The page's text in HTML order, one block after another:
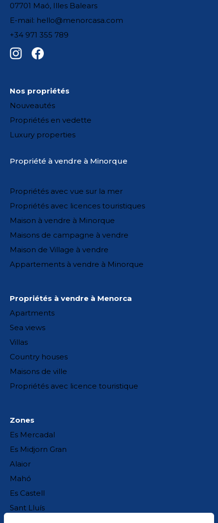
07701 Maó, Illes Balears
E-mail: hello@menorcasa.com
+34 971 355 789
Nos propriétés
Nouveautés
Propriétés en vedette
Luxury properties
Propriété à vendre à Minorque
Propriétés avec vue sur la mer
Propriétés avec licences touristiques
Maison à vendre à Minorque
Maisons de campagne à vendre
Maison de Village à vendre
Appartements à vendre à Minorque
Propriétés à vendre à Menorca
Apartments
Sea views
Villas
Country houses
Maisons de ville
Propriétés avec licence touristique
Zones
Es Mercadal
Es Midjorn Gran
Alaior
Mahó
Es Castell
Sant Lluís